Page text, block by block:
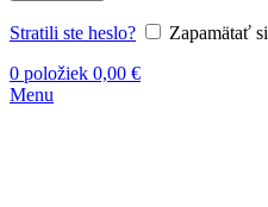
Stratili ste heslo?
Zapamätať si
0 položiek 0,00 €
Menu